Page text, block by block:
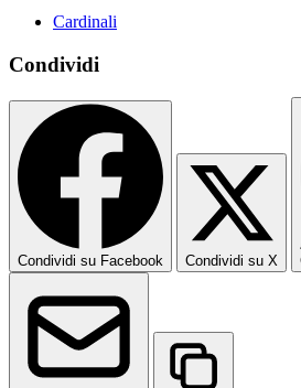
Cardinali
Condividi
Condividi su Facebook Condividi su X